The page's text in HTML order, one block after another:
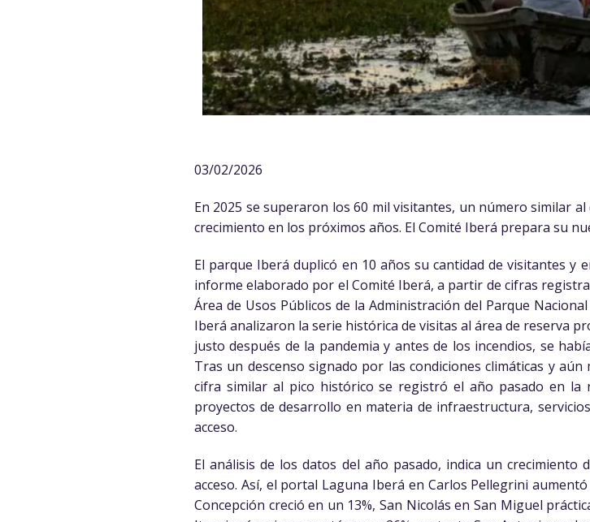
03/02/2026
En 2025 se superaron los 60 mil visitantes, un número similar
crecimiento en los próximos años. El Comité Iberá prepara su
El parque Iberá duplicó en 10 años su cantidad de visitantes y
informe elaborado por el Comité Iberá, a partir de cifras
Área de Usos Públicos de la Administración del Parque
Iberá analizaron la serie histórica de visitas al área de reserva
justo después de la pandemia y antes de los incendios, se
Tras un descenso signado por las condiciones climáticas y
cifra similar al pico histórico se registró el año pasado en la
proyectos de desarrollo en materia de infraestructura,
acceso.
El análisis de los datos del año pasado, indica un
acceso. Así, el portal Laguna Iberá en Carlos Pellegrini
Concepción creció en un 13%, San Nicolás en San Miguel